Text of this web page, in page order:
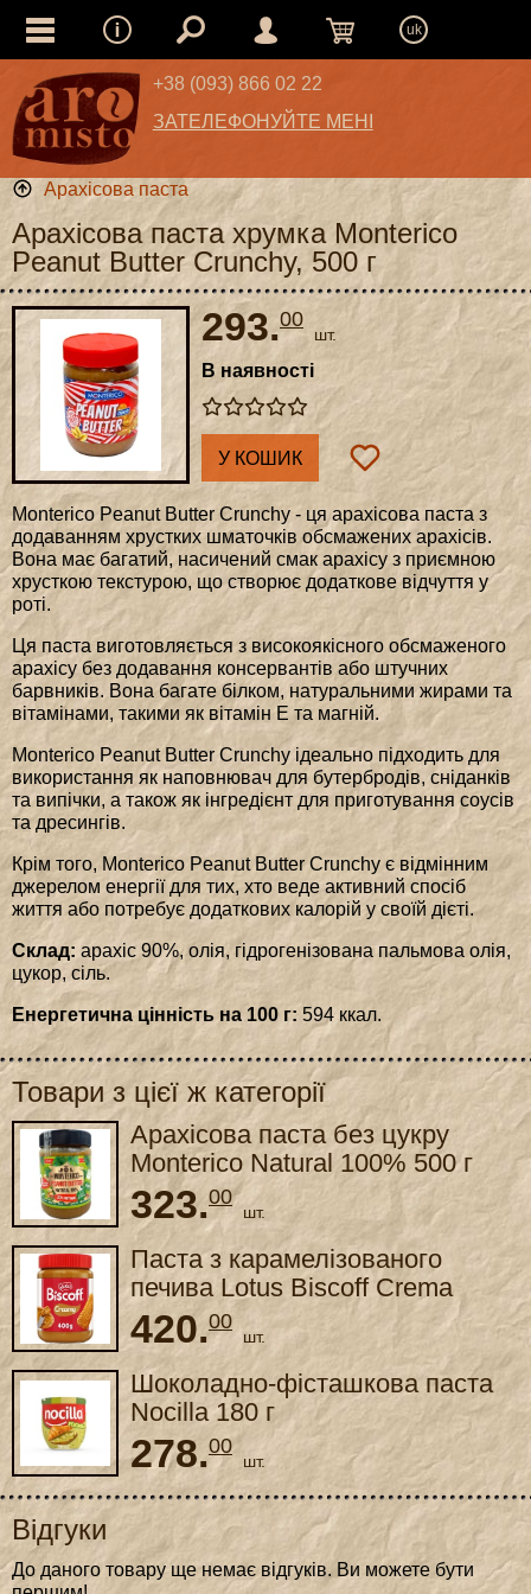
uk
+38 (093) 866 02 22
ЗАТЕЛЕФОНУЙТЕ МЕНІ
Арахісова паста
Арахісова паста хрумка Monterico
Peanut Butter Crunchy, 500 г
293.00
шт.
В наявності
У КОШИК
Monterico Peanut Butter Crunchy - ця арахісова паста з
додаванням хрустких шматочків обсмажених арахісів.
Вона має багатий, насичений смак арахісу з приємною
хрусткою текстурою, що створює додаткове відчуття у
роті.
Ця паста виготовляється з високоякісного обсмаженого
арахісу без додавання консервантів або штучних
барвників. Вона багате білком, натуральними жирами та
вітамінами, такими як вітамін Е та магній.
Monterico Peanut Butter Crunchy ідеально підходить для
використання як наповнювач для бутербродів, сніданків
та випічки, а також як інгредієнт для приготування соусів
та дресингів.
Крім того, Monterico Peanut Butter Crunchy є відмінним
джерелом енергії для тих, хто веде активний спосіб
життя або потребує додаткових калорій у своїй дієті.
Склад: арахіс 90%, олія, гідрогенізована пальмова олія,
цукор, сіль.
Енергетична цінність на 100 г: 594 ккал.
Товари з цієї ж категорії
Арахісова паста без цукру
Monterico Natural 100% 500 г
323.00
шт.
Паста з карамелізованого
печива Lotus Biscoff Crema
Galetta 400 г
420.00
шт.
Шоколадно-фісташкова паста
Nocilla 180 г
278.00
шт.
Відгуки
До даного товару ще немає відгуків. Ви можете бути